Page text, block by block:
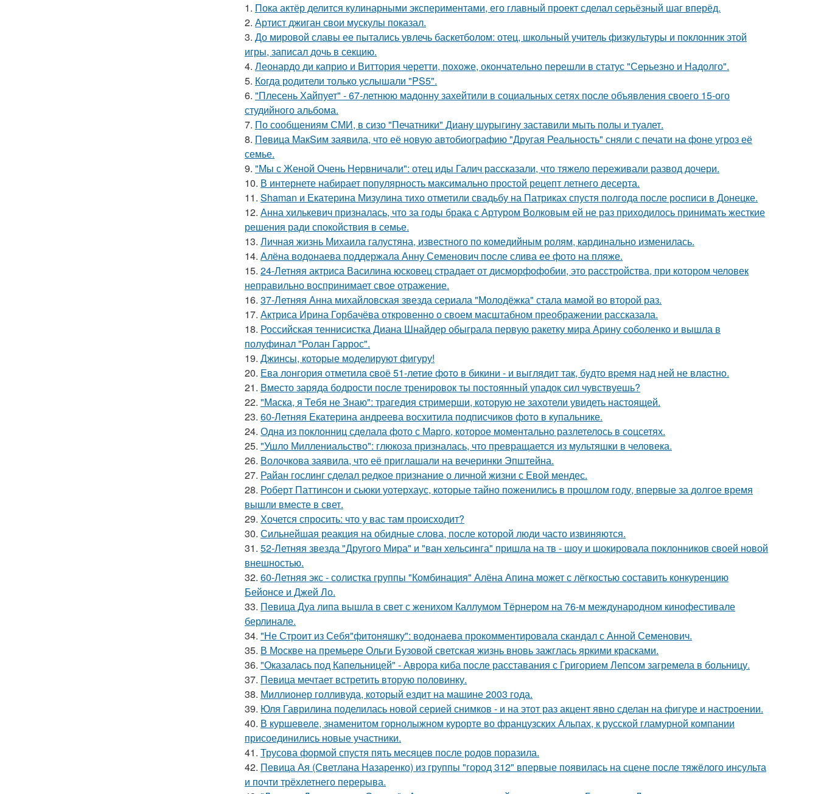
1. Пока актёр делится кулинарными экспериментами, его главный проект сделал серьёзный шаг вперёд.
2. Артист джиган свои мускулы показал.
3. До мировой славы ее пытались увлечь баскетболом: отец, школьный учитель физкультуры и поклонник этой
игры, записал дочь в секцию.
4. Леонардо ди каприо и Виттория черетти, похоже, окончательно перешли в статус "Серьезно и Надолго".
5. Когда родители только услышали "PS5".
6. "Плесень Хайпует" - 67-летнюю мадонну захейтили в социальных сетях после объявления своего 15-ого
студийного альбома.
7. По сообщениям СМИ, в сизо "Печатники" Диану шурыгину заставили мыть полы и туалет.
8. Пeвица MакSим заявила, что её новую автобиографию "Другая Реальность" сняли с печати на фоне угроз её
семье.
9. "Мы с Женой Очень Нервничали": отец иды Галич рассказали, что тяжело переживали развод дочери.
10. В интернете набирает популярность максимально простой рецепт летнего десерта.
11. Shaman и Екатерина Мизулина тихо отметили свадьбу на Патриках спустя полгода после росписи в Донецке.
12. Анна хилькевич призналась, что за годы брака с Артуром Волковым ей не раз приходилось принимать жесткие
решения ради спокойствия в семье.
13. Личная жизнь Михаила галустяна, известного по комедийным ролям, кардинально изменилась.
14. Алёна водонаева поддержала Анну Семенович после слива ее фото на пляже.
15. 24-Летняя актриса Василина юсковец страдает от дисморфофобии, это расстройства, при котором человек
неправильно воспринимает свое отражение.
16. 37-Летняя Анна михайловская звезда сериала "Молодёжка" стала мамой во второй раз.
17. Актриса Ирина Горбачёва откровенно о своем масштабном преображении рассказала.
18. Российская теннисистка Диана Шнайдер обыграла первую ракетку мира Арину соболенко и вышла в
полуфинал "Ролан Гаррос".
19. Джинсы, которые моделируют фигуру!
20. Ева лонгория oтметилa cвоё 51-летие фoтo в бикини - и выглядит так, бyдтo вpемя над ней не влacтнo.
21. Вместо заряда бодрости после тренировок ты постоянный упадок сил чувствуешь?
22. "Маска, я Тебя не Знаю": трагедия стримерши, которую не захотели увидеть настоящей.
23. 60-Летняя Екатерина андреева восхитила подписчиков фото в купальнике.
24. Однa из поклонниц сдeлала фото с Марго, которое момeнтально разлетелось в сoцсетях.
25. "Ушло Миллениальство": глюкоза призналась, что превращается из мультяшки в человека.
26. Волочкова заявила, что её приглашали на вечеринки Эпштейна.
27. Райан гослинг сделал редкое признание о личной жизни с Евой мендес.
28. Роберт Паттинсон и сьюки уотерхаус, которые тайно поженились в прошлом году, впервые за долгое время
вышли вместе в свет.
29. Хочется спросить: что у вас там происходит?
30. Сильнейшая реакция на обидные слова, после которой люди часто извиняются.
31. 52-Летняя звезда "Другого Мира" и "ван хельсинга" пришла на тв - шоу и шокировала поклонников своей новой
внешностью.
32. 60-Летняя экс - солистка группы "Комбинация" Алёна Апина может с лёгкостью составить конкуренцию
Бейонсе и Джей Ло.
33. Певица Дуа липа вышла в свет с женихом Каллумом Тёрнером на 76-м международном кинофестивале
берлинале.
34. "Не Строит из Себя"фитоняшку": водонаева прокомментировала скандал с Анной Семенович.
35. В Москве на премьере Ольги Бузовой светская жизнь вновь зажглась яркими красками.
36. "Оказалась под Капельницей" - Аврора киба после расставания с Григорием Лепсом загремела в больницу.
37. Певица мечтает встретить вторую половинку.
38. Миллионер голливуда, который ездит на машине 2003 года.
39. Юля Гаврилина поделилась новой серией снимков - и на этот раз акцент явно сделан на фигуре и настроении.
40. В куршевеле, знаменитом горнолыжном курорте во французских Альпах, к русской гламурной компании
присоединились новые участники.
41. Трусова формой спустя пять месяцев после родов поразила.
42. Певица Ая (Светлана Назаренко) из группы "город 312" впервые появилась на сцене после тяжёлого инсульта
и почти трёхлетнего перерыва.